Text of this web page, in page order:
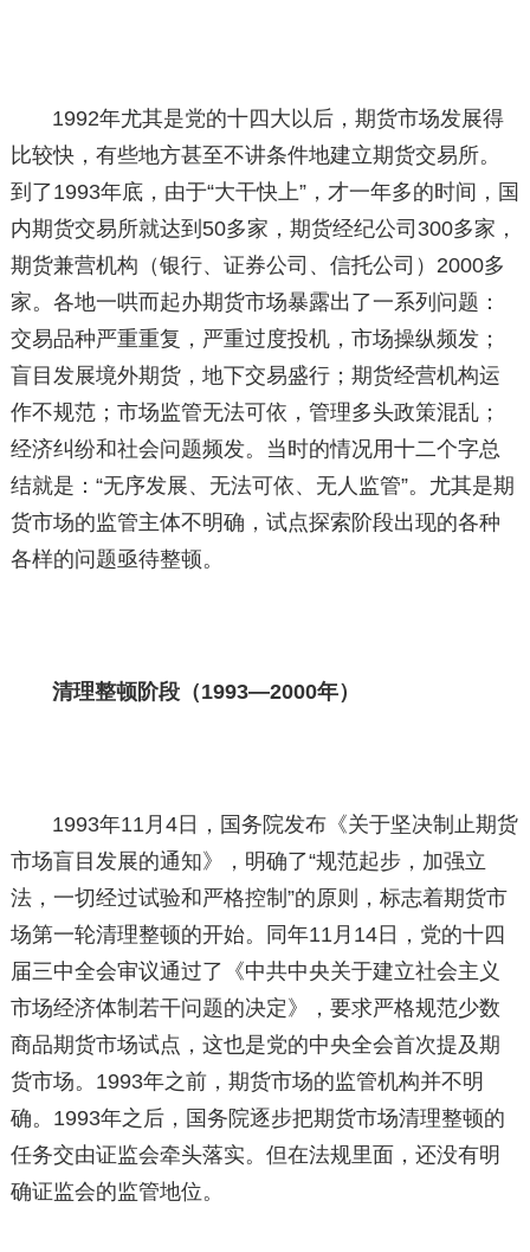
1992年尤其是党的十四大以后，期货市场发展得
比较快，有些地方甚至不讲条件地建立期货交易所。
到了1993年底，由于“大干快上”，才一年多的时间，国
内期货交易所就达到50多家，期货经纪公司300多家，
期货兼营机构（银行、证券公司、信托公司）2000多
家。各地一哄而起办期货市场暴露出了一系列问题：
交易品种严重重复，严重过度投机，市场操纵频发；
盲目发展境外期货，地下交易盛行；期货经营机构运
作不规范；市场监管无法可依，管理多头政策混乱；
经济纠纷和社会问题频发。当时的情况用十二个字总
结就是：“无序发展、无法可依、无人监管”。尤其是期
货市场的监管主体不明确，试点探索阶段出现的各种
各样的问题亟待整顿。
清理整顿阶段（1993—2000年）
1993年11月4日，国务院发布《关于坚决制止期货
市场盲目发展的通知》，明确了“规范起步，加强立
法，一切经过试验和严格控制”的原则，标志着期货市
场第一轮清理整顿的开始。同年11月14日，党的十四
届三中全会审议通过了《中共中央关于建立社会主义
市场经济体制若干问题的决定》，要求严格规范少数
商品期货市场试点，这也是党的中央全会首次提及期
货市场。1993年之前，期货市场的监管机构并不明
确。1993年之后，国务院逐步把期货市场清理整顿的
任务交由证监会牵头落实。但在法规里面，还没有明
确证监会的监管地位。